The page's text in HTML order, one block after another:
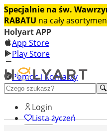
Specjalnie na św.
RABATU na cały
Holyart APP
App Store
Play Store
Pomoc i Kontakty
+48 222 922 860
Odkryj
Login
Lista życzeń